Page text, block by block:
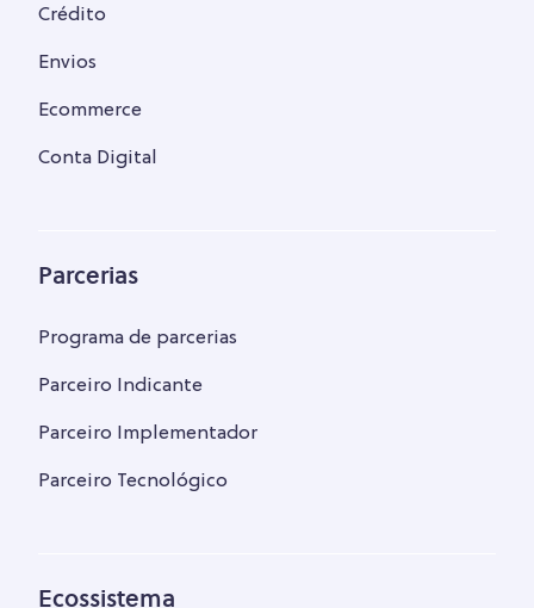
Crédito
Envios
Ecommerce
Conta Digital
Parcerias
Programa de parcerias
Parceiro Indicante
Parceiro Implementador
Parceiro Tecnológico
Ecossistema